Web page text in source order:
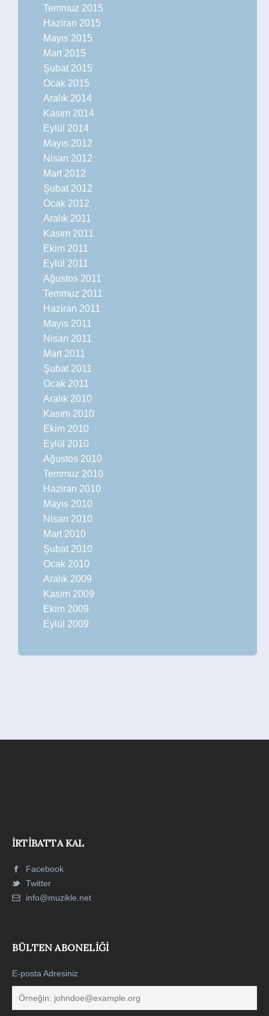
Temmuz 2015
Haziran 2015
Mayıs 2015
Mart 2015
Şubat 2015
Ocak 2015
Aralık 2014
Kasım 2014
Eylül 2014
Mayıs 2012
Nisan 2012
Mart 2012
Şubat 2012
Ocak 2012
Aralık 2011
Kasım 2011
Ekim 2011
Eylül 2011
Ağustos 2011
Temmuz 2011
Haziran 2011
Mayıs 2011
Nisan 2011
Mart 2011
Şubat 2011
Ocak 2011
Aralık 2010
Kasım 2010
Ekim 2010
Eylül 2010
Ağustos 2010
Temmuz 2010
Haziran 2010
Mayıs 2010
Nisan 2010
Mart 2010
Şubat 2010
Ocak 2010
Aralık 2009
Kasım 2009
Ekim 2009
Eylül 2009
İRTIBATTA KAL
Facebook
Twitter
info@muzikle.net
BÜLTEN ABONELIĞI
E-posta Adresiniz